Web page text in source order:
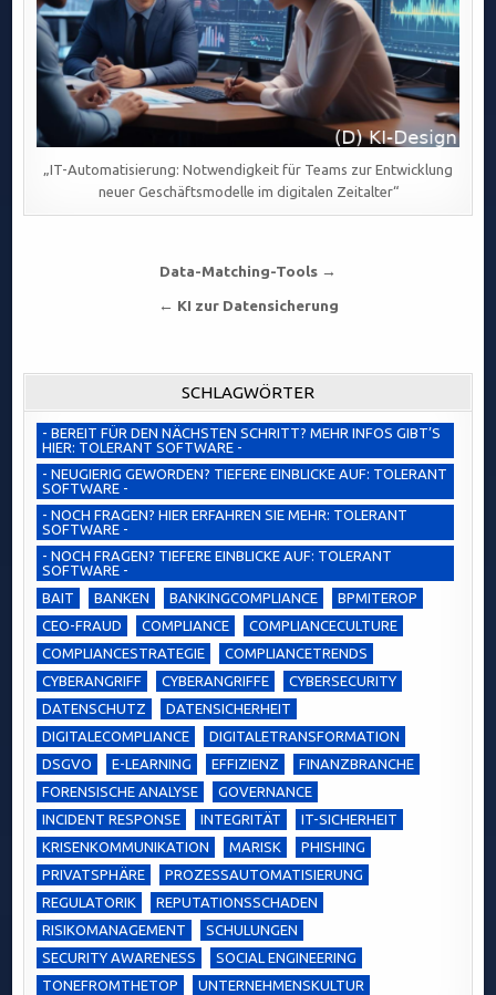
„IT-Automatisierung: Notwendigkeit für Teams zur Entwicklung
neuer Geschäftsmodelle im digitalen Zeitalter“
Beitragsnavigation
Data-Matching-Tools →
← KI zur Datensicherung
SCHLAGWÖRTER
- BEREIT FÜR DEN NÄCHSTEN SCHRITT? MEHR INFOS GIBT’S
HIER: TOLERANT SOFTWARE -
- NEUGIERIG GEWORDEN? TIEFERE EINBLICKE AUF: TOLERANT
SOFTWARE -
- NOCH FRAGEN? HIER ERFAHREN SIE MEHR: TOLERANT
SOFTWARE -
- NOCH FRAGEN? TIEFERE EINBLICKE AUF: TOLERANT
SOFTWARE -
BAIT
BANKEN BANKINGCOMPLIANCE
BPMITEROP
CEO-FRAUD
COMPLIANCE
COMPLIANCECULTURE
COMPLIANCESTRATEGIE
COMPLIANCETRENDS
CYBERANGRIFF
CYBERANGRIFFE
CYBERSECURITY
DATENSCHUTZ
DATENSICHERHEIT
DIGITALECOMPLIANCE
DIGITALETRANSFORMATION
DSGVO
E-LEARNING EFFIZIENZ
FINANZBRANCHE
FORENSISCHE ANALYSE
GOVERNANCE
INCIDENT RESPONSE
INTEGRITÄT
IT-SICHERHEIT
KRISENKOMMUNIKATION
MARISK
PHISHING
PRIVATSPHÄRE
PROZESSAUTOMATISIERUNG
REGULATORIK
REPUTATIONSSCHADEN
RISIKOMANAGEMENT
SCHULUNGEN
SECURITY AWARENESS
SOCIAL ENGINEERING
TONEFROMTHETOP
UNTERNEHMENSKULTUR